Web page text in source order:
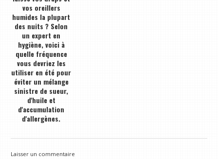
vos oreillers
humides la plupart
des nuits ? Selon
un expert en
hygiène, voici à
quelle fréquence
vous devriez les
utiliser en été pour
éviter un mélange
sinistre de sueur,
d'huile et
d'accumulation
d'allergènes.
Laisser un commentaire